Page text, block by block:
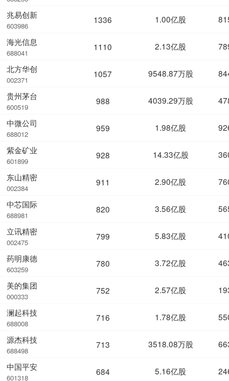
兆易创新
603986
海光信息
688041
北方华创
002371
贵州茅台
600519
中微公司
688012
紫金矿业
601899
东山精密
002384
中芯国际
688981
立讯精密
002475
药明康德
603259
美的集团
000333
澜起科技
688008
源杰科技
688498
中国平安
601318
1336 1.00亿股
1110 2.13亿股
1057 9548.87万股
988 4039.29万股
959 1.98亿股
928 14.33亿股
911 2.90亿股
820 3.56亿股
799 5.83亿股
780 3.72亿股
752 2.57亿股
716 1.78亿股
713 3518.08万股
684 5.16亿股